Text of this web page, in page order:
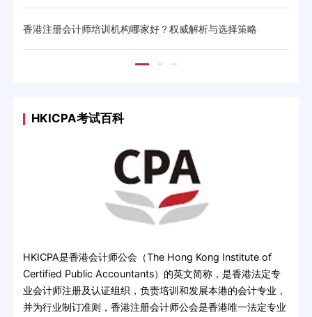
香港注册会计师培训机构哪家好？权威解析与选择策略
HKICPA考试百科
HKICPA是香港会计师公会（The Hong Kong Institute of
Certified Public Accountants）的英文简称，是香港法定专
业会计师注册及认证组织，负责培训和发展本港的会计专业，
并为行业制订准则，香港注册会计师公会是香港唯一法定专业